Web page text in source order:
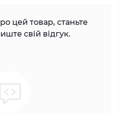
цей товар, станьте
свій відгук.